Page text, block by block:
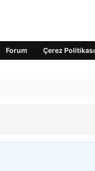
Forum Çerez Politikası